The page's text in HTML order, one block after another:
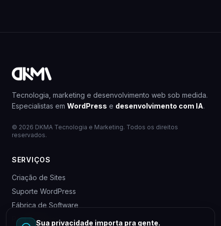
Tecnologia, marketing e desenvolvimento web sob medida.
Especialistas em WordPress e desenvolvimento com IA.
© 2026 DKMA Tecnologia e Marketing. Todos os direitos
reservados.
SERVIÇOS
Criação de Sites
Suporte WordPress
Fábrica de Software
Para AgênciasSua privacidade importa pra gente.